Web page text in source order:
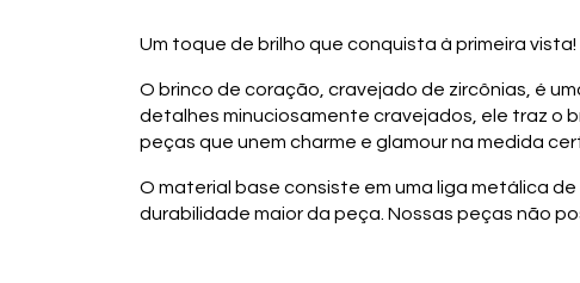
Um toque de brilho que conquista à primeira vista!
O brinco de coração, cravejado de zircônias, é
detalhes minuciosamente cravejados, ele traz o
peças que unem charme e glamour na medida
O material base consiste em uma liga metálica
durabilidade maior da peça. Nossas peças não